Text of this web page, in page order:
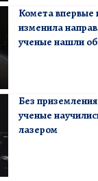
Комета впервые
изменила
ученые нашли
Без
ученые
лазером